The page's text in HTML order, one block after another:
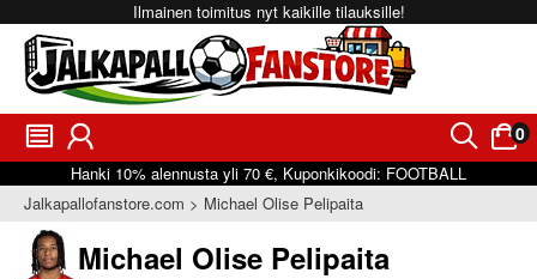
Ilmainen toimitus nyt kaikille tilauksille!
󰂩 󰃳 󰂨 0
󰃠
Hanki 10% alennusta yli 70 €, Kuponkikoodi: FOOTBALL
Jalkapallofanstore.com
Michael Olise Pelipaita
Michael Olise Pelipaita